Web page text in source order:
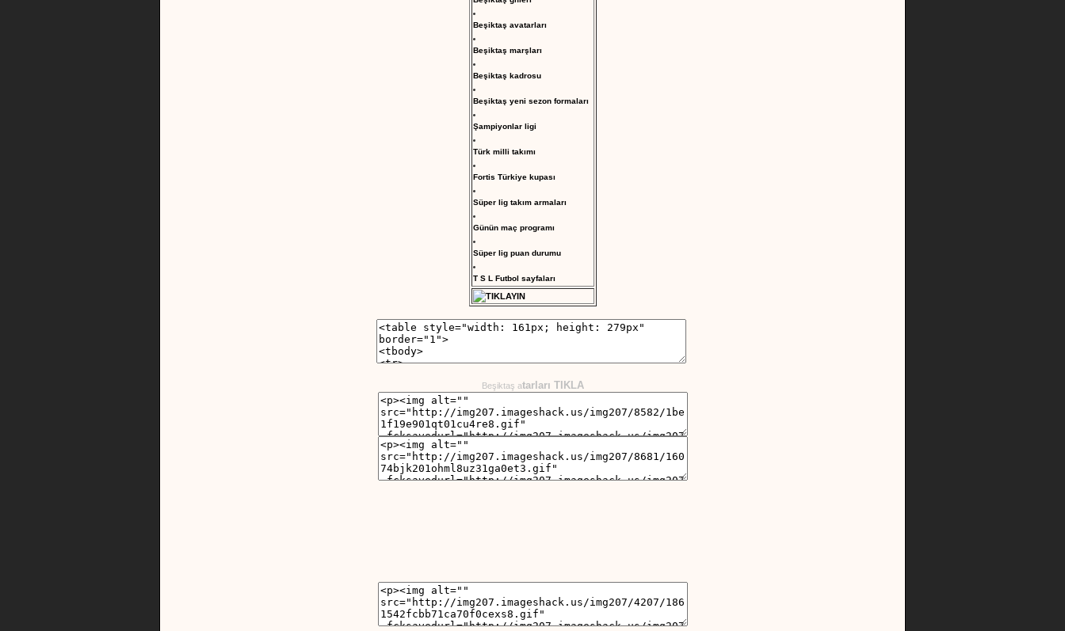
Beşiktaş avatarları
Beşiktaş marşları
Beşiktaş kadrosu
Beşiktaş yeni sezon formaları
Şampiyonlar ligi
Türk milli takımı
Fortis Türkiye kupası
Süper lig takım armaları
Günün maç programı
Süper lig puan durumu
T S L Futbol sayfaları
Beşiktaş atarları TIKLA